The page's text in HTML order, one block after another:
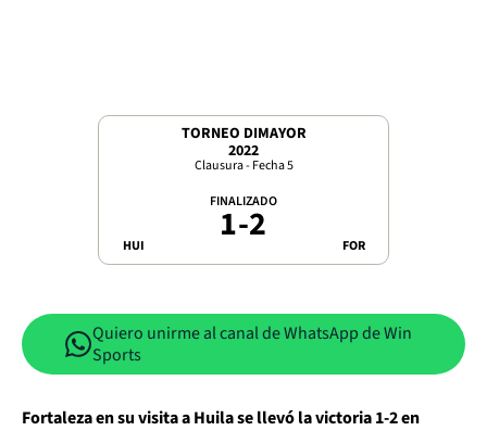
TORNEO DIMAYOR
2022
Clausura - Fecha 5
HUI
FINALIZADO
1-2 FOR
Quiero unirme al canal de WhatsApp de Win
Sports
Fortaleza en su visita a Huila se llevó la victoria 1-2 en